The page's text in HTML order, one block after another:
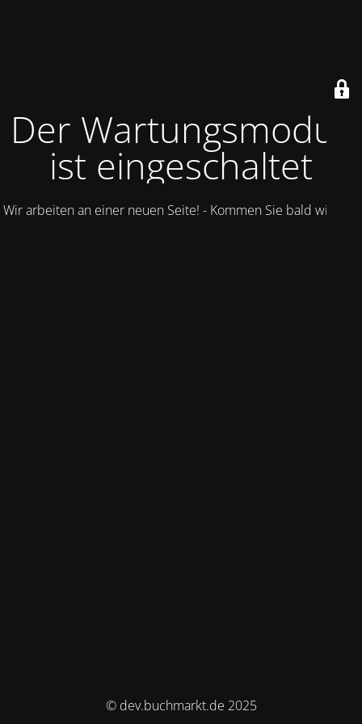
Der Wartungsmodus
ist eingeschaltet
Wir arbeiten an einer neuen Seite! - Kommen Sie bald wieder.
© dev.buchmarkt.de 2025